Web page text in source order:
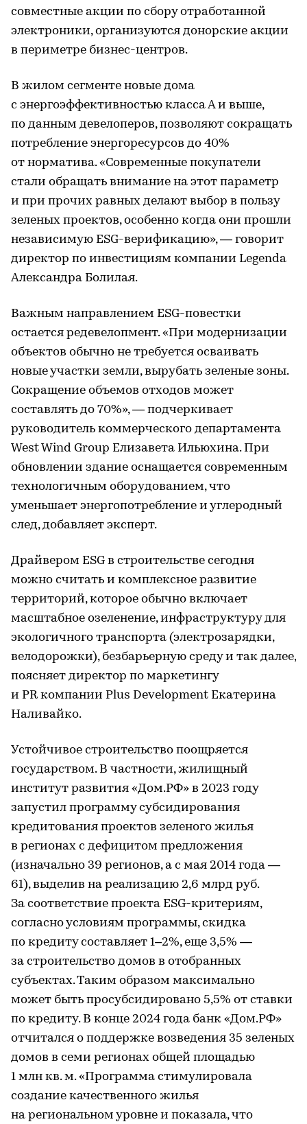
совместные акции по сбору отработанной
электроники, организуются донорские акции
в периметре бизнес-центров.
В жилом сегменте новые дома
с энергоэффективностью класса А и выше,
по данным девелоперов, позволяют сокращать
потребление энергоресурсов до 40%
от норматива. «Современные покупатели
стали обращать внимание на этот параметр
и при прочих равных делают выбор в пользу
зеленых проектов, особенно когда они прошли
независимую ESG-верификацию», — говорит
директор по инвестициям компании Legenda
Александра Болилая.
Важным направлением ESG-повестки
остается редевелопмент. «При модернизации
объектов обычно не требуется осваивать
новые участки земли, вырубать зеленые зоны.
Сокращение объемов отходов может
составлять до 70%», — подчеркивает
руководитель коммерческого департамента
West Wind Group Елизавета Ильюхина. При
обновлении здание оснащается современным
технологичным оборудованием, что
уменьшает энергопотребление и углеродный
след, добавляет эксперт.
Драйвером ESG в строительстве сегодня
можно считать и комплексное развитие
территорий, которое обычно включает
масштабное озеленение, инфраструктуру для
экологичного транспорта (электрозарядки,
велодорожки), безбарьерную среду и так далее,
поясняет директор по маркетингу
и PR компании Plus Development Екатерина
Наливайко.
Устойчивое строительство поощряется
государством. В частности, жилищный
институт развития «Дом.РФ» в 2023 году
запустил программу субсидирования
кредитования проектов зеленого жилья
в регионах с дефицитом предложения
(изначально 39 регионов, а с мая 2014 года —
61), выделив на реализацию 2,6 млрд руб.
За соответствие проекта ESG-критериям,
согласно условиям программы, скидка
по кредиту составляет 1–2%, еще 3,5% —
за строительство домов в отобранных
субъектах. Таким образом максимально
может быть просубсидировано 5,5% от ставки
по кредиту. В конце 2024 года банк «Дом.PФ»
отчитался о поддержке возведения 35 зеленых
домов в семи регионах общей площадью
1 млн кв. м. «Программа стимулировала
создание качественного жилья
на региональном уровне и показала, что